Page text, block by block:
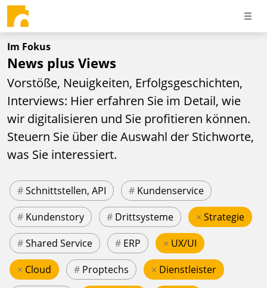
Im Fokus
News plus Views
Vorstöße, Neuigkeiten, Erfolgsgeschichten,
Interviews: Hier erfahren Sie im Detail, wie
wir digitalisieren und Sie profitieren können.
Steuern Sie über die Auswahl der Stichworte,
was Sie interessiert.
#Schnittstellen, API # Kundenservice
# Kundenstory # Drittsysteme × Strategie
#Shared Service # ERP × UX/UI
× Cloud # Proptechs × Dienstleister